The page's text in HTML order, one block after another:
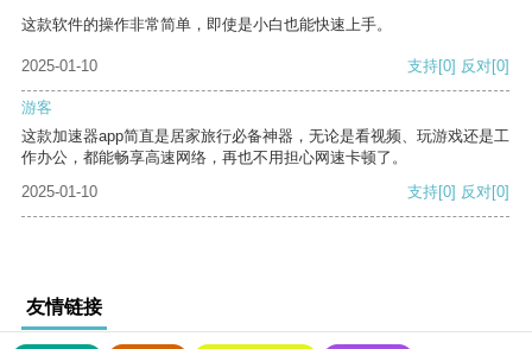
这款软件的操作非常简单，即使是小白也能快速上手。
2025-01-10 支持[0] 反对[0]
游客
这款加速器app简直是居家旅行必备神器，无论是看视频、玩游戏还是工
作办公，都能畅享高速网络，再也不用担心网速卡顿了。
2025-01-10
支持[0] 反对[0]
友情链接